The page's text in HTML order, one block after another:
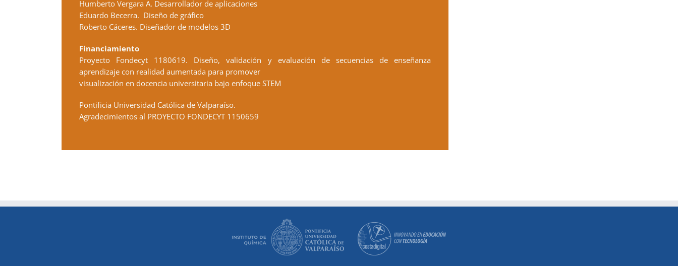
Humberto Vergara A. Desarrollador de aplicaciones
Eduardo Becerra. Diseño de gráfico
Roberto Cáceres. Diseñador de modelos 3D
Financiamiento
Proyecto Fondecyt 1180619. Diseño, validación y evaluación de secuencias de enseñanza
aprendizaje con realidad aumentada para promover
visualización en docencia universitaria bajo enfoque STEM
Pontificia Universidad Católica de Valparaíso.
Agradecimientos al PROYECTO FONDECYT 1150659